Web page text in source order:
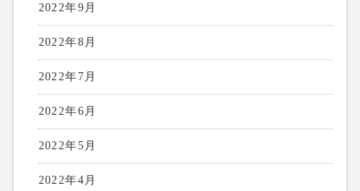
2022年9月
2022年8月
2022年7月
2022年6月
2022年5月
2022年4月